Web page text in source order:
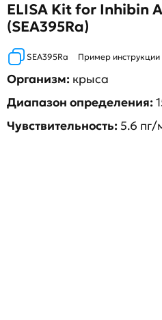
ELISA Kit for Inhibin
(SEA395Ra)
SEA395Ra Пример инструкции
Организм: крыса
Диапазон определения:
Чувствительность: 5.6 пг/